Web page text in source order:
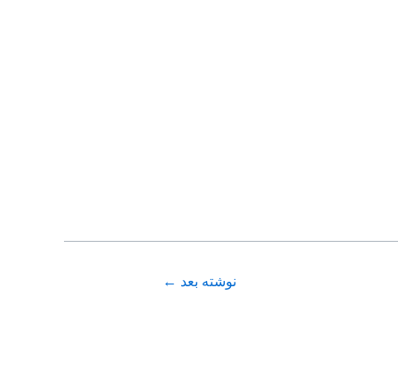
نوشته بعد ←